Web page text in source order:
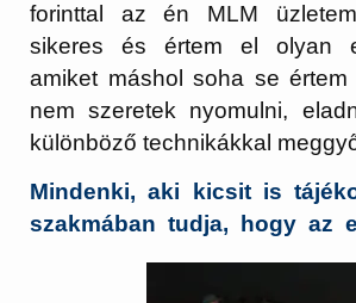
forinttal az én MLM
sikeres és értem el olyan
amiket máshol soha se
nem szeretek nyomulni,
különböző technikákkal
Mindenki, aki kicsit is
szakmában tudja, hogy az